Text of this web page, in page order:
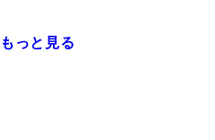
っと見る